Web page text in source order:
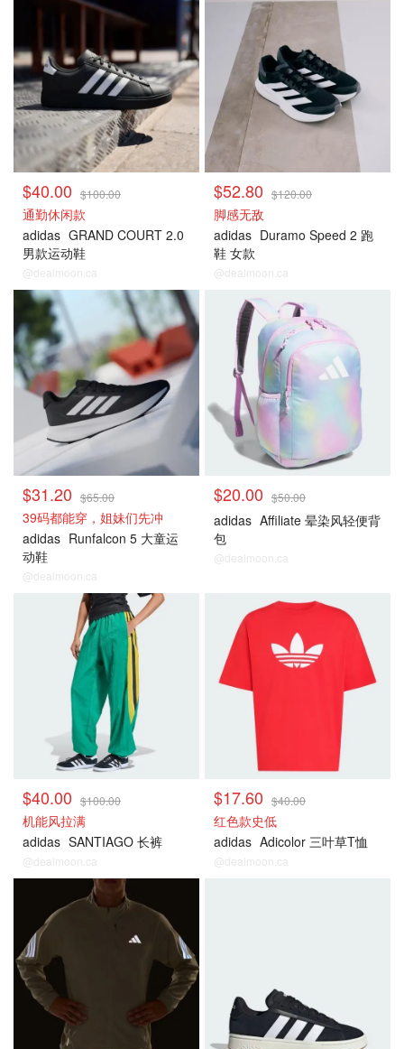
$40.00 $100.00
通勤休闲款
adidas GRAND COURT 2.0
男款运动鞋
@dealmoon.ca
$52.80 $120.00
脚感无敌
adidas Duramo Speed 2 跑
鞋 女款
@dealmoon.ca
$31.20 $65.00
39码都能穿，姐妹们先冲
adidas Runfalcon 5 大童运
动鞋
@dealmoon.ca
$20.00 $50.00
adidas Affiliate 晕染风轻便背
包
@dealmoon.ca
$40.00 $100.00
机能风拉满
adidas SANTIAGO 长裤
@dealmoon.ca
$17.60 $40.00
红色款史低
adidas Adicolor 三叶草T恤
@dealmoon.ca